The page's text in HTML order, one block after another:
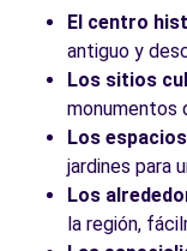
El centro
antiguo y
Los sitios
monumentos
Los
jardines para
Los
la región,